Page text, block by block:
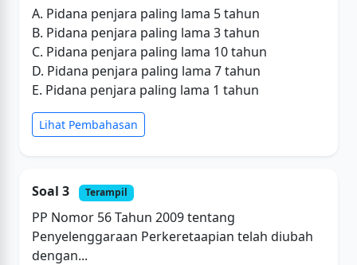
A. Pidana penjara paling lama 5 tahun
B. Pidana penjara paling lama 3 tahun
C. Pidana penjara paling lama 10 tahun
D. Pidana penjara paling lama 7 tahun
E. Pidana penjara paling lama 1 tahun
Lihat Pembahasan
Soal 3 Terampil
PP Nomor 56 Tahun 2009 tentang
Penyelenggaraan Perkeretaapian telah diubah
dengan...